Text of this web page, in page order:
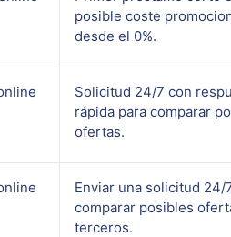
posible coste
desde el 0%.
Solicitud 24/7 con
rápida para comparar
ofertas.
Enviar una solicitud 24/
comparar posibles
terceros.